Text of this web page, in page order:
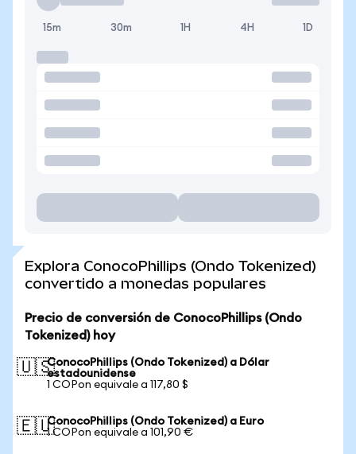
15m 30m 1H 4H 1D
Explora ConocoPhillips (Ondo Tokenized)
convertido a monedas populares
Precio de conversión de ConocoPhillips (Ondo
Tokenized) hoy
🇺🇸ConocoPhillips (Ondo Tokenized) a Dólar
estadounidense
1 COPon equivale a 117,80 $
🇪🇺ConocoPhillips (Ondo Tokenized) a Euro
1 COPon equivale a 101,90 €